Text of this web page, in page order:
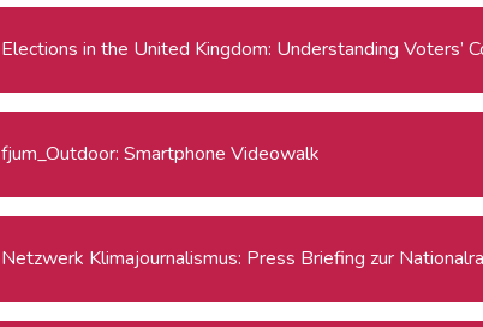
Elections in the United Kingdom: Understanding Voters’
fjum_Outdoor: Smartphone Videowalk
Netzwerk Klimajournalismus: Press Briefing zur